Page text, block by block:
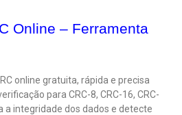
Online – Ferramenta
online gratuita, rápida e precisa
para CRC-8, CRC-16, CRC-
a integridade dos dados e detecte